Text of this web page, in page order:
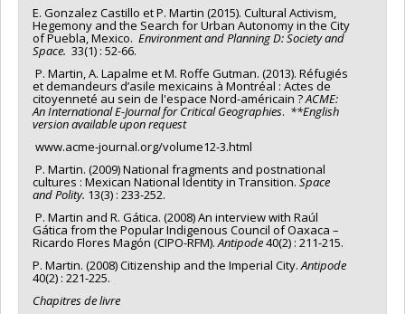
E. Gonzalez Castillo et P. Martin (2015). Cultural Activism,
Hegemony and the Search for Urban Autonomy in the City
of Puebla, Mexico. Environment andPlanning D: Society and
Space. 33(1) : 52-66.
P. Martin, A. Lapalme et M. Roffe Gutman. (2013). Réfugiés
et demandeurs d’asile mexicains à Montréal : Actes de
citoyenneté au sein de l'espace Nord-américain ?ACME:
An InternationalE-Journal forCritical Geographies. **English
version available upon request
www.acme-journal.org/volume12-3.html
P. Martin. (2009) National fragments and postnational
cultures : Mexican National Identity in Transition. Space
and Polity. 13(3) : 233-252.
P. Martin and R. Gática. (2008) An interview with Raúl
Gática from the Popular Indigenous Council of Oaxaca –
Ricardo Flores Magón (CIPO-RFM).Antipode40(2) : 211-215.
P. Martin. (2008) Citizenship and the Imperial City.Antipode
40(2) : 221-225.
Chapitresde livre